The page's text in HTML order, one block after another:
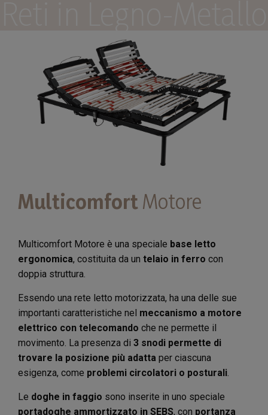
MulticomfortMotore
Multicomfort Motore è una speciale base letto
ergonomica, costituita da un telaio in ferro con
doppia struttura.
Essendo una rete letto motorizzata, ha una delle sue
importanti caratteristiche nel meccanismo a motore
elettrico con telecomando che ne permette il
movimento. La presenza di 3 snodi permette di
trovare la posizione più adatta per ciascuna
esigenza, come problemi circolatori o posturali.
Le doghe in faggio sono inserite in uno speciale
portadoghe ammortizzato in SEBS, con portanza